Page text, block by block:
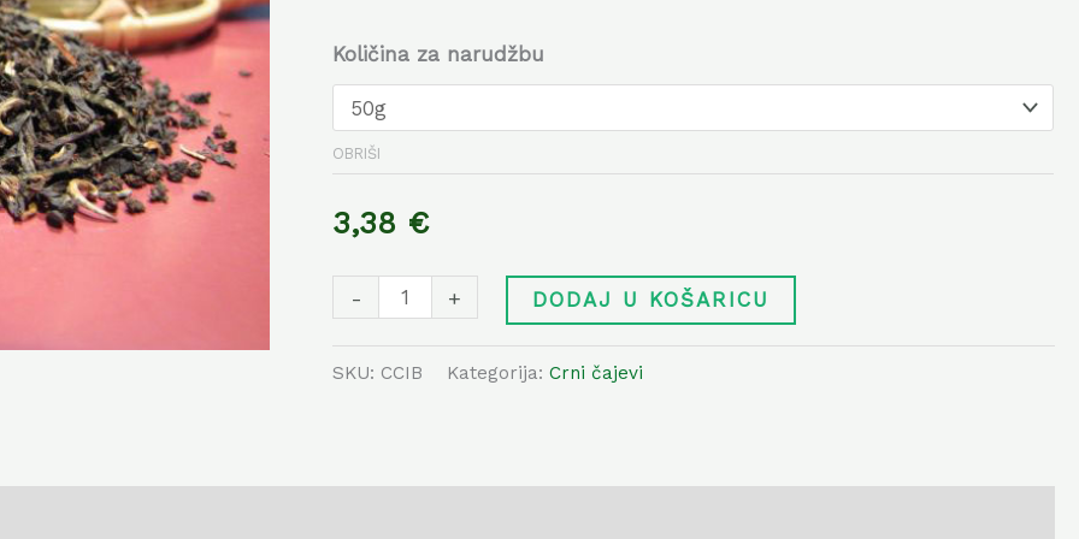
Količina za narudžbu
OBRIŠI
3,38 €
- + DODAJ U KOŠARICU
SKU: CCIB Kategorija:Crni čajevi